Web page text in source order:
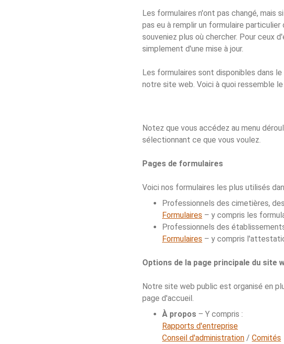
Les formulaires n'ont pas changé, mais
pas eu à remplir un formulaire
souveniez plus où chercher. Pour ceux
simplement d'une mise à jour.
Les formulaires sont disponibles dans
notre site web. Voici à quoi ressemble
Notez que vous accédez au menu
sélectionnant ce que vous voulez.
Pages de formulaires
Voici nos formulaires les plus utilisés
Professionnels des cimetières,
Formulaires – y compris les
Professionnels des
Formulaires – y compris
Options de la page principale du site
Notre site web public est organisé en
page d'accueil.
À propos – Y compris :
Rapports d'entreprise
Conseil d'administration / Comités